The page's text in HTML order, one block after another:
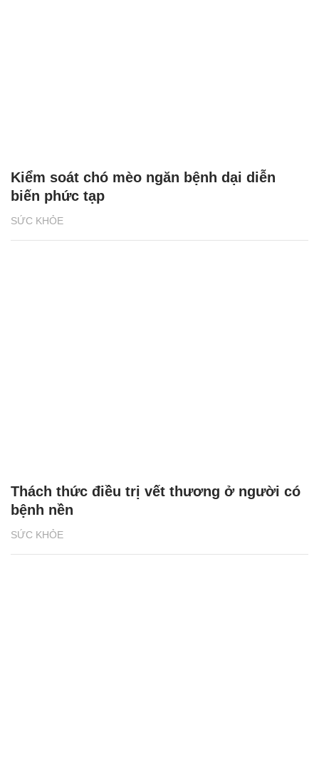
SỨC KHỎE
Kiểm soát chó mèo ngăn bệnh dại diễn
biến phức tạp
SỨC KHỎE
Thách thức điều trị vết thương ở người có
bệnh nền